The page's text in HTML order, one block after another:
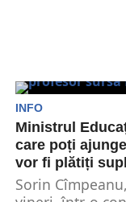
INFO
Ministrul
care poți
vor fi plătiți
Sorin